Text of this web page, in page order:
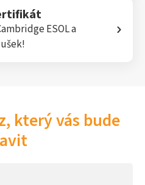
ESOL a
který vás bude